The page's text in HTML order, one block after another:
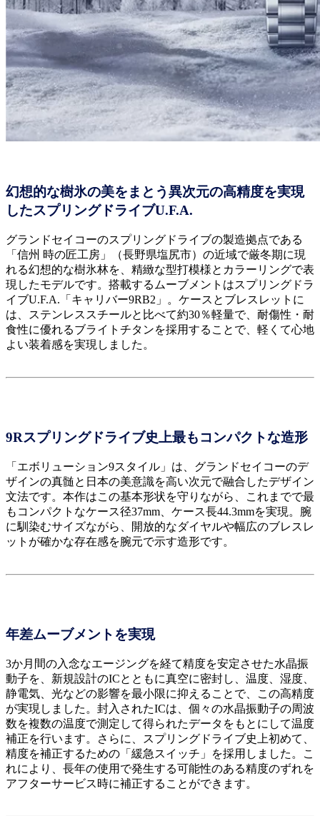
幻想的な樹氷の美をまとう異次元の高精度を実現
したスプリングドライブU.F.A.
グランドセイコーのスプリングドライブの製造拠点である
「信州 時の匠工房」（長野県塩尻市）の近域で厳冬期に現
れる幻想的な樹氷林を、精緻な型打模様とカラーリングで表
現したモデルです。搭載するムーブメントはスプリングドラ
イブU.F.A.「キャリバー9RB2」。ケースとブレスレットに
は、ステンレススチールと比べて約30％軽量で、耐傷性・耐
食性に優れるブライトチタンを採用することで、軽くて心地
よい装着感を実現しました。
9Rスプリングドライブ史上最もコンパクトな造形
「エボリューション9スタイル」は、グランドセイコーのデ
ザインの真髄と日本の美意識を高い次元で融合したデザイン
文法です。本作はこの基本形状を守りながら、これまでで最
もコンパクトなケース径37mm、ケース長44.3mmを実現。腕
に馴染むサイズながら、開放的なダイヤルや幅広のブレスレ
ットが確かな存在感を腕元で示す造形です。
年差ムーブメントを実現
3か月間の入念なエージングを経て精度を安定させた水晶振
動子を、新規設計のICとともに真空に密封し、温度、湿度、
静電気、光などの影響を最小限に抑えることで、この高精度
が実現しました。封入されたICは、個々の水晶振動子の周波
数を複数の温度で測定して得られたデータをもとにして温度
補正を行います。さらに、スプリングドライブ史上初めて、
精度を補正するための「緩急スイッチ」を採用しました。こ
れにより、長年の使用で発生する可能性のある精度のずれを
アフターサービス時に補正することができます。